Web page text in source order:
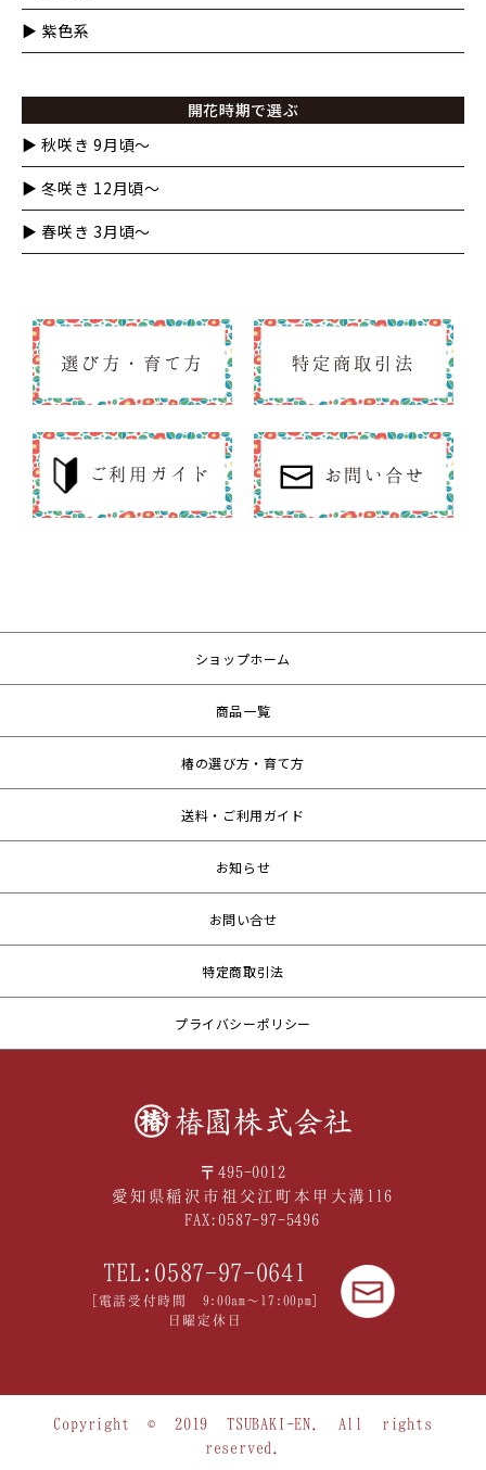
▶︎ 紫色系
開花時期で選ぶ
▶︎ 秋咲き 9月頃～
▶︎ 冬咲き 12月頃～
▶︎ 春咲き 3月頃～
選び方・育て方 特定商取引法
ご利用ガイド お問い合せ
ショップホーム
商品一覧
椿の選び方・育て方
送料・ご利用ガイド
お知らせ
お問い合せ
特定商取引法
プライバシーポリシー
〒495-0012
愛知県稲沢市祖父江町本甲大溝116
FAX:0587-97-5496
TEL:0587-97-0641
[電話受付時間 9:00am〜17:00pm]
日曜定休日
Copyright © 2019 TSUBAKI-EN. All rights
reserved.